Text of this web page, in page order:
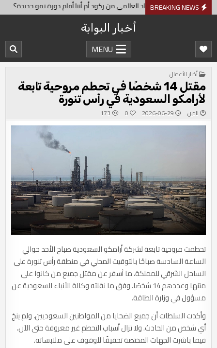
Skip
to
BREAKING NEWS
الاقتصاد العالمي من ركود أم أننا أمام دورة نمو جديدة؟ تراجع
أخبار البوابة
MENU
POSTED
IN
أخبار الأعمال
مقتل 14 شخصًا في تحطم مروحية تابعة
لأرامكو السعودية في رأس تنورة
نادين 0
173
تحطمت مروحية تابعة لشركة أرامكو السعودية صباح الأحد حوالي
الساعة السادسة صباحًا بالتوقيت المحلي في منطقة رأس تنورة على
الساحل الشرقي للمملكة، ما أسفر عن مقتل جميع من كانوا على
متنها وعددهم 14 شخصًا، وفق ما نقلته وكالة الأنباء السعودية عن
مسؤول في وزارة الطاقة.
وأكدت السلطات أن جميع الضحايا من المواطنين السعوديين، ولم ينجُ
أي شخص من الحادث. ولا تزال أسباب التحطم غير معروفة حتى الآن،
فيما باشرت الجهات المختصة تحقيقًا للوقوف على ملابساته.